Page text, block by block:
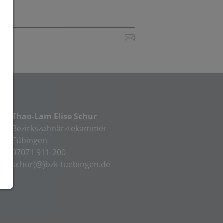
Thao-Lam Elise Schur
Bezirkszahnärztekammer
Tübingen
07071 911-200
schur(@)bzk-tuebingen.de